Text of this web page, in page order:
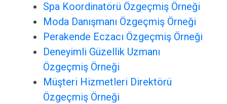
Spa Koordinatörü Özgeçmiş Örneği
Moda Danışmanı Özgeçmiş Örneği
Perakende Eczacı Özgeçmiş Örneği
Deneyimli Güzellik Uzmanı
Özgeçmiş Örneği
Müşteri Hizmetleri Direktörü
Özgeçmiş Örneği